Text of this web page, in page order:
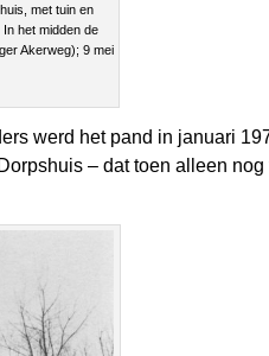
met tuin en
het midden de
Akerweg); 9 mei
werd het pand in januari
– dat toen alleen